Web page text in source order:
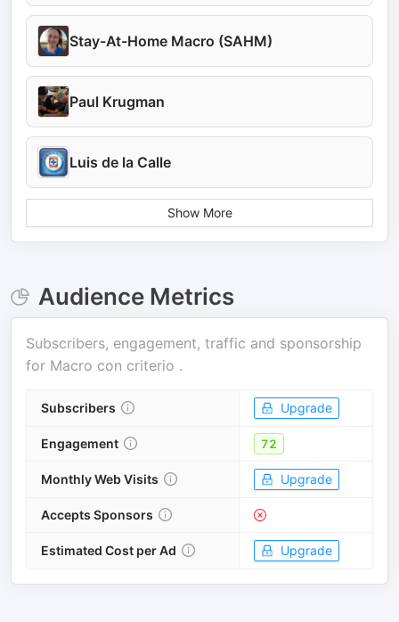
Stay-At-Home Macro (SAHM)
Paul Krugman
Luis de la Calle
Show More
Audience Metrics
Subscribers, engagement, traffic and sponsorship
for Macro con criterio .
Subscribers Upgrade
Engagement 72
Monthly Web Visits Upgrade
Accepts Sponsors
Estimated Cost per Ad Upgrade